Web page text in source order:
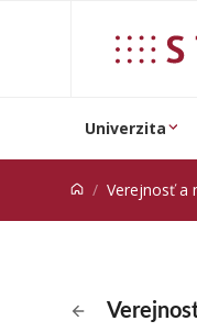
Univerzita
Verejnosť a